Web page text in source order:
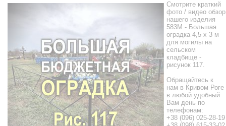
Смотрите краткий
фото / видео обзор
нашего изделия
583M - Большая
оградка 4,5 x 3 м
для могилы на
сельском
кладбище -
рисунок 117.
Обращайтесь к
нам в Кривом Роге
в любой удобный
Вам день по
телефонам:
+38 (096) 025-28-19